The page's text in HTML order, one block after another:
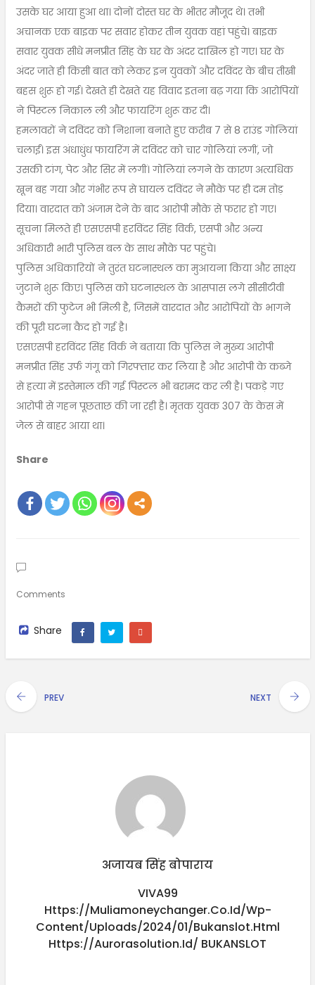
उसके घर आया हुआ था। दोनों दोस्त घर के भीतर मौजूद थे। तभी
अचानक एक बाइक पर सवार होकर तीन युवक वहां पहुंचे। बाइक
सवार युवक सीधे मनप्रीत सिंह के घर के अंदर दाखिल हो गए। घर के
अंदर जाते ही किसी बात को लेकर इन युवकों और दविंदर के बीच तीखी
बहस शुरू हो गई। देखते ही देखते यह विवाद इतना बढ़ गया कि आरोपियों
ने पिस्टल निकाल ली और फायरिंग शुरू कर दी।
हमलावरों ने दविंदर को निशाना बनाते हुए करीब 7 से 8 राउंड गोलियां
चलाईं। इस अंधाधुंध फायरिंग में दविंदर को चार गोलियां लगीं, जो
उसकी टांग, पेट और सिर में लगीं। गोलियां लगने के कारण अत्यधिक
खून बह गया और गंभीर रूप से घायल दविंदर ने मौके पर ही दम तोड़
दिया। वारदात को अंजाम देने के बाद आरोपी मौके से फरार हो गए।
सूचना मिलते ही एसएसपी हरविंदर सिंह विर्क, एसपी और अन्य
अधिकारी भारी पुलिस बल के साथ मौके पर पहुंचे।
पुलिस अधिकारियों ने तुरंत घटनास्थल का मुआयना किया और साक्ष्य
जुटाने शुरू किए। पुलिस को घटनास्थल के आसपास लगे सीसीटीवी
कैमरों की फुटेज भी मिली है, जिसमें वारदात और आरोपियों के भागने
की पूरी घटना कैद हो गई है।
एसएसपी हरविंदर सिंह विर्क ने बताया कि पुलिस ने मुख्य आरोपी
मनप्रीत सिंह उर्फ गंगू को गिरफ्तार कर लिया है और आरोपी के कब्जे
से हत्या में इस्तेमाल की गई पिस्टल भी बरामद कर ली है। पकड़े गए
आरोपी से गहन पूछताछ की जा रही है। मृतक युवक 307 के केस में
जेल से बाहर आया था।
Share
Comments
Share
PREV NEXT
अजायब सिंह बोपाराय
VIVA99
Https://muliamoneychanger.co.id/wp-
Content/uploads/2024/01/bukanslot.html
Https://aurorasolution.id/ BUKANSLOT